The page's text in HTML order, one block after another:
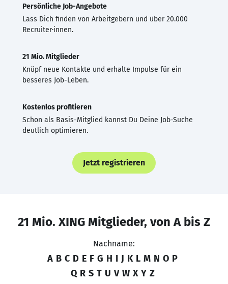
Persönliche Job-Angebote
Lass Dich finden von Arbeitgebern und über 20.000
Recruiter·innen.
21 Mio. Mitglieder
Knüpf neue Kontakte und erhalte Impulse für ein
besseres Job-Leben.
Kostenlos profitieren
Schon als Basis-Mitglied kannst Du Deine Job-Suche
deutlich optimieren.
Jetzt registrieren
21 Mio. XING Mitglieder, von A bis Z
Nachname:
A B C D E F G H I J K L M N O P
Q R S T U V W X Y Z